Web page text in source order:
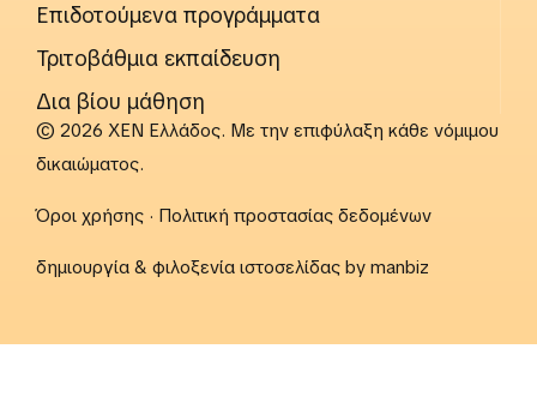
Επιδοτούμενα προγράμματα
Τριτοβάθμια εκπαίδευση
Δια βίου μάθηση
© 2026 ΧΕΝ Ελλάδος. Με την επιφύλαξη κάθε νόμιμου
δικαιώματος.
Όροι χρήσης · Πολιτική προστασίας δεδομένων
δημιουργία & φιλοξενία ιστοσελίδας by manbiz